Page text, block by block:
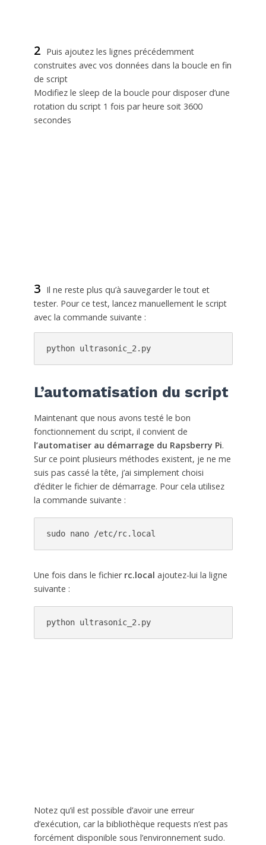
2
Puis ajoutez les lignes précédemment
construites avec vos données dans la boucle en fin
de script
Modifiez le sleep de la boucle pour disposer d’une
rotation du script 1 fois par heure soit 3600
secondes
3
Il ne reste plus qu’à sauvegarder le tout et
tester. Pour ce test, lancez manuellement le script
avec la commande suivante :
python ultrasonic_2.py
L’automatisation du script
Maintenant que nous avons testé le bon
fonctionnement du script, il convient de
l’automatiser au démarrage du Rapsberry Pi.
Sur ce point plusieurs méthodes existent, je ne me
suis pas cassé la tête, j’ai simplement choisi
d’éditer le fichier de démarrage. Pour cela utilisez
la commande suivante :
sudo nano /etc/rc.local
Une fois dans le fichier rc.local ajoutez-lui la ligne
suivante :
python ultrasonic_2.py
Notez qu’il est possible d’avoir une erreur
d’exécution, car la bibliothèque requests n’est pas
forcément disponible sous l’environnement sudo.